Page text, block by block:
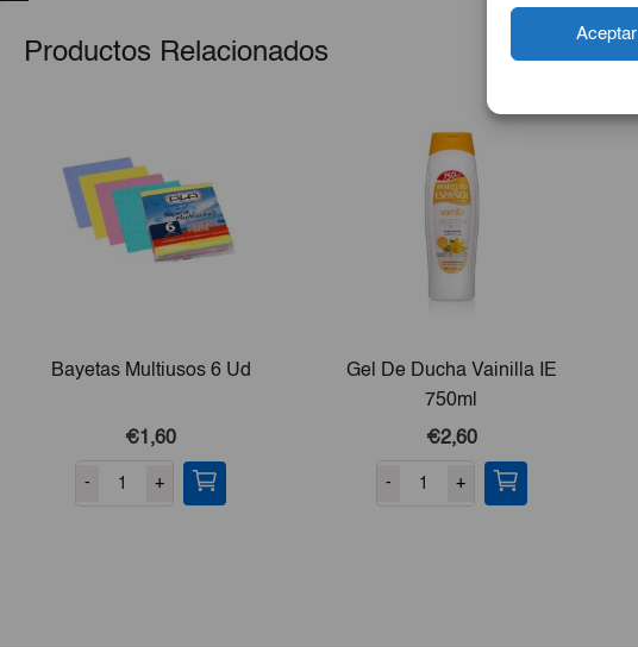
Aceptar
Productos Relacionados
Bayetas Multiusos 6 Ud
€1,60
- +
Gel De Ducha Vainilla IE
750ml
€2,60
- +